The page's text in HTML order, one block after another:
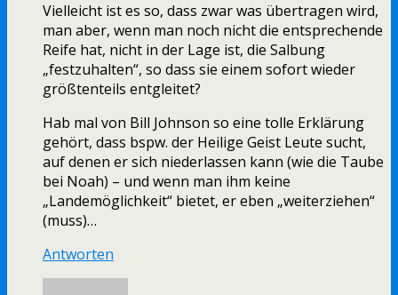
Vielleicht ist es so, dass zwar was übertragen wird,
man aber, wenn man noch nicht die entsprechende
Reife hat, nicht in der Lage ist, die Salbung
„festzuhalten“, so dass sie einem sofort wieder
größtenteils entgleitet?
Hab mal von Bill Johnson so eine tolle Erklärung
gehört, dass bspw. der Heilige Geist Leute sucht,
auf denen er sich niederlassen kann (wie die Taube
bei Noah) – und wenn man ihm keine
„Landemöglichkeit“ bietet, er eben „weiterziehen“
(muss)…
Antworten